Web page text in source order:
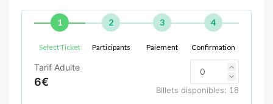
1
Select Ticket
2
Participants
3
Paiement
4
Confirmation
Tarif Adulte
6€
Billets disponibles: 18